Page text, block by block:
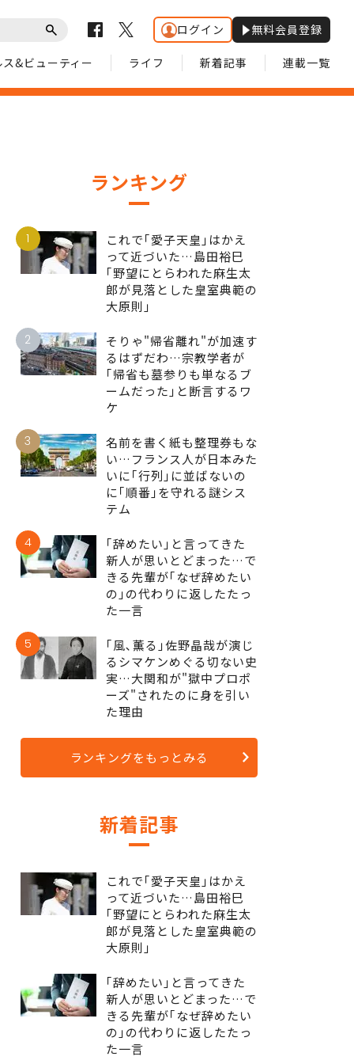
ログイン 無料会員登録
ス&ビューティー ライフ 新着記事 連載一覧
ランキング
1
これで｢愛子天皇｣はかえ
って近づいた…島田裕巳
｢野望にとらわれた麻生太
郎が見落とした皇室典範の
大原則｣
2
そりゃ"帰省離れ"が加速す
るはずだわ…宗教学者が
｢帰省も墓参りも単なるブ
ームだった｣と断言するワ
ケ
3
名前を書く紙も整理券もな
い…フランス人が日本みた
いに｢行列｣に並ばないの
に｢順番｣を守れる謎シス
テム
4
｢辞めたい｣と言ってきた
新人が思いとどまった…で
きる先輩が｢なぜ辞めたい
の｣の代わりに返したたっ
た一言
5
｢風､薫る｣佐野晶哉が演じ
るシマケンめぐる切ない史
実…大関和が"獄中プロポ
ーズ"されたのに身を引い
た理由
ランキングをもっとみる
新着記事
これで｢愛子天皇｣はかえ
って近づいた…島田裕巳
｢野望にとらわれた麻生太
郎が見落とした皇室典範の
大原則｣
｢辞めたい｣と言ってきた
新人が思いとどまった…で
きる先輩が｢なぜ辞めたい
の｣の代わりに返したたっ
た一言